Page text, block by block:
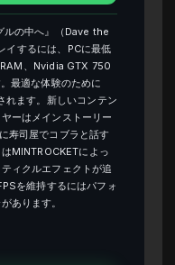
ルの中へ』（Dave the
するには、PCに最低
、Nvidia GTX 750
最適な体験のために
ます。新しいコンテン
ーはメインストーリー
寿司屋でコブラと話す
MINTROCKETによっ
ィクルエフェクトが追
を維持するにはパフォ
あります。